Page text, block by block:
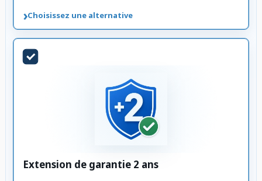
›Choisissez une alternative
Extension de garantie 2 ans